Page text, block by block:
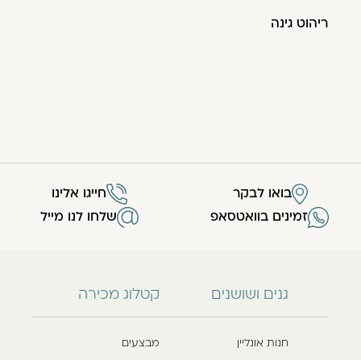
ריהוט גינה
גנים ושושנים
חנות אונליין
קטלוג מכירה
מבצעים
בואו לבקר
חייגו אלינו
זמינים בוואטסאפ
שלחו לנו מייל